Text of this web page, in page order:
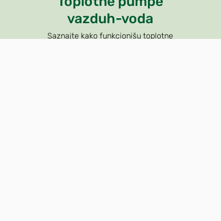
vazduh-voda
Saznajte kako funkcionišu toplotne